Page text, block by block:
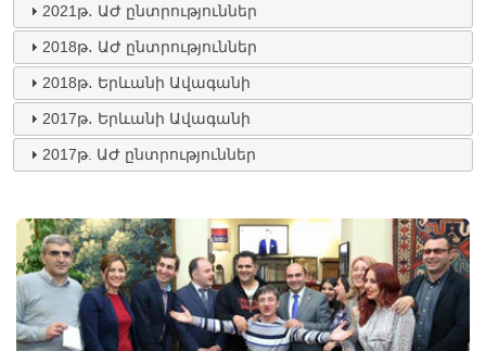
2021թ․ ԱԺ ընտրություններ
2018թ․ ԱԺ ընտրություններ
2018թ․ Երևանի Ավագանի
2017թ․ Երևանի Ավագանի
2017թ. ԱԺ ընտրություններ